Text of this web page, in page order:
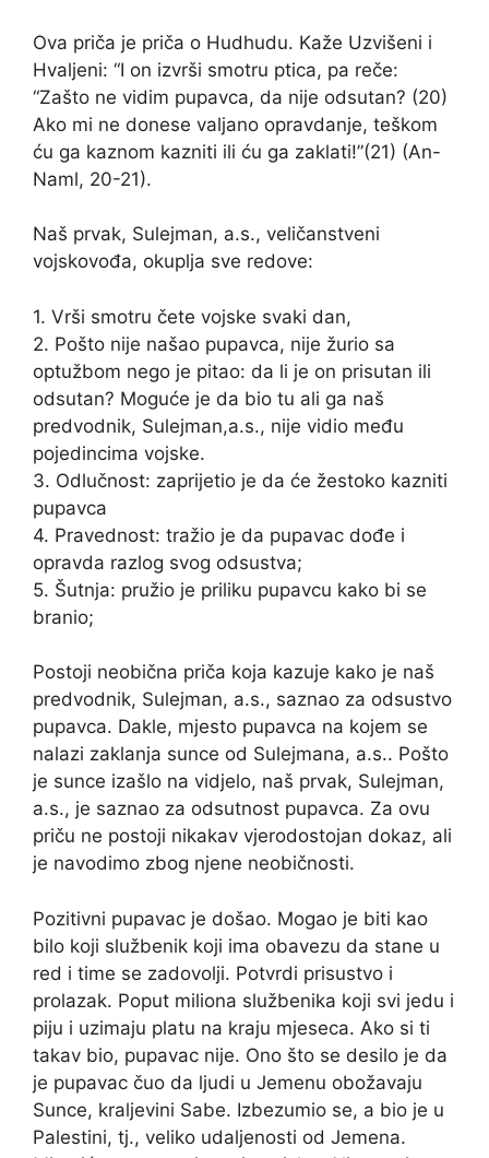
Ova priča je priča o Hudhudu. Kaže Uzvišeni i
Hvaljeni: “I on izvrši smotru ptica, pa reče:
“Zašto ne vidim pupavca, da nije odsutan? (20)
Ako mi ne donese valjano opravdanje, teškom
ću ga kaznom kazniti ili ću ga zaklati!”(21) (An-
Naml, 20-21).
Naš prvak, Sulejman, a.s., veličanstveni
vojskovođa, okuplja sve redove:
1. Vrši smotru čete vojske svaki dan,
2. Pošto nije našao pupavca, nije žurio sa
optužbom nego je pitao: da li je on prisutan ili
odsutan? Moguće je da bio tu ali ga naš
predvodnik, Sulejman,a.s., nije vidio među
pojedincima vojske.
3. Odlučnost: zaprijetio je da će žestoko kazniti
pupavca
4. Pravednost: tražio je da pupavac dođe i
opravda razlog svog odsustva;
5. Šutnja: pružio je priliku pupavcu kako bi se
branio;
Postoji neobična priča koja kazuje kako je naš
predvodnik, Sulejman, a.s., saznao za odsustvo
pupavca. Dakle, mjesto pupavca na kojem se
nalazi zaklanja sunce od Sulejmana, a.s.. Pošto
je sunce izašlo na vidjelo, naš prvak, Sulejman,
a.s., je saznao za odsutnost pupavca. Za ovu
priču ne postoji nikakav vjerodostojan dokaz, ali
je navodimo zbog njene neobičnosti.
Pozitivni pupavac je došao. Mogao je biti kao
bilo koji službenik koji ima obavezu da stane u
red i time se zadovolji. Potvrdi prisustvo i
prolazak. Poput miliona službenika koji svi jedu i
piju i uzimaju platu na kraju mjeseca. Ako si ti
takav bio, pupavac nije. Ono što se desilo je da
je pupavac čuo da ljudi u Jemenu obožavaju
Sunce, kraljevini Sabe. Izbezumio se, a bio je u
Palestini, tj., veliko udaljenosti od Jemena.